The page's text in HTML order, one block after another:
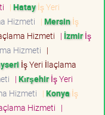
| Hatayİş Yeri
Hizmeti | Mersinİş
Hizmeti | İzmirİş
Hizmeti |
İş Yeri İlaçlama
| Kırşehirİş Yeri
Hizmeti | Konya İş
Hizmeti |